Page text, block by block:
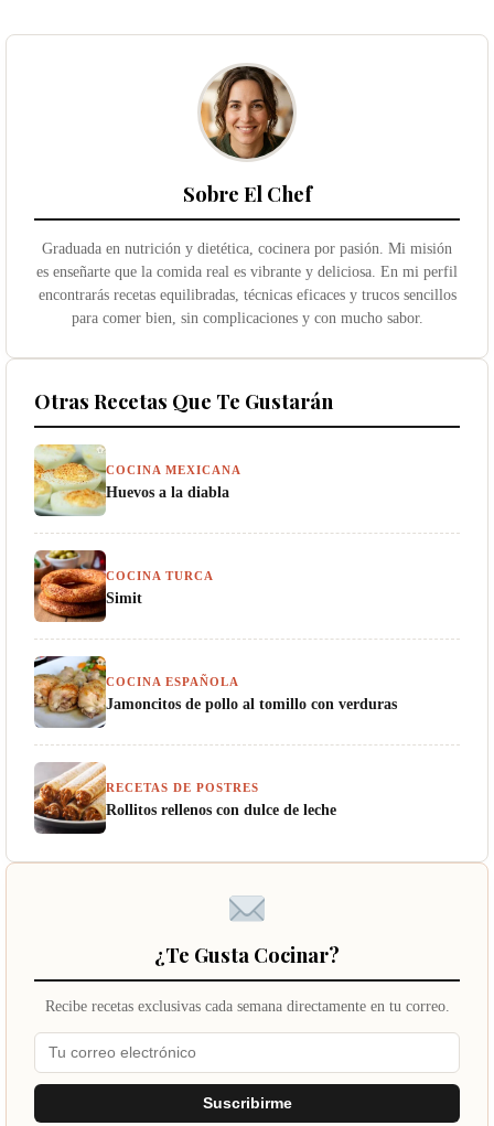
Sobre El Chef
Graduada en nutrición y dietética, cocinera por pasión. Mi misión
es enseñarte que la comida real es vibrante y deliciosa. En mi perfil
encontrarás recetas equilibradas, técnicas eficaces y trucos sencillos
para comer bien, sin complicaciones y con mucho sabor.
Otras Recetas Que Te Gustarán
COCINA MEXICANA
Huevos a la diabla
COCINA TURCA
Simit
COCINA ESPAÑOLA
Jamoncitos de pollo al tomillo con verduras
RECETAS DE POSTRES
Rollitos rellenos con dulce de leche
¿Te Gusta Cocinar?
Recibe recetas exclusivas cada semana directamente en tu correo.
Suscribirme